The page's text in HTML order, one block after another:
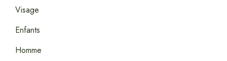
Visage
Enfants
Homme